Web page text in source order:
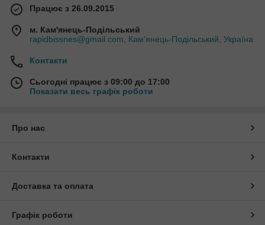
Працює з 26.09.2015
м. Кам'янець-Подільський
rapidbissnes@gmail.com, Кам'янець-Подільський, Україна
Контакти
Сьогодні працює з 09:00 до 17:00
Показати весь графік роботи
Про нас
Контакти
Доставка та оплата
Графік роботи